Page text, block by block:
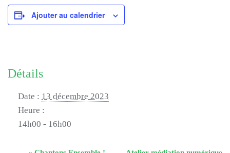
Ajouter au calendrier
Détails
Date : 13 décembre 2023
Heure :
14h00 - 16h00